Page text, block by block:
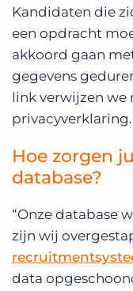
Kandidaten die
een opdracht
akkoord gaan
gegevens
link verwijzen we
Hoe zorgen
database?
“Onze database
zijn wij
data